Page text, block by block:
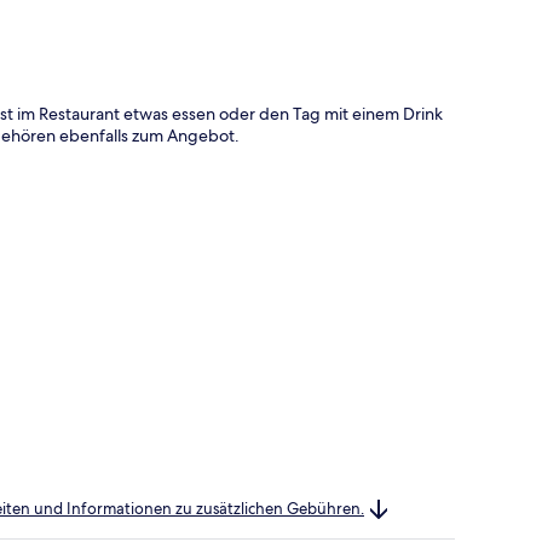
im Restaurant etwas essen oder den Tag mit einem Drink
ebenfalls zum Angebot.
und Informationen zu zusätzlichen Gebühren.